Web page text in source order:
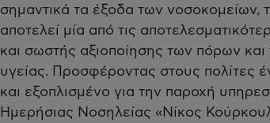
σημαντικά τα έξοδα των νοσοκομείων,
αποτελεί μία από τις
και σωστής αξιοποίησης των πόρων
υγείας. Προσφέροντας στους πολίτες
και εξοπλισμένο για την παροχή
Ημερήσιας Νοσηλείας «Νίκος